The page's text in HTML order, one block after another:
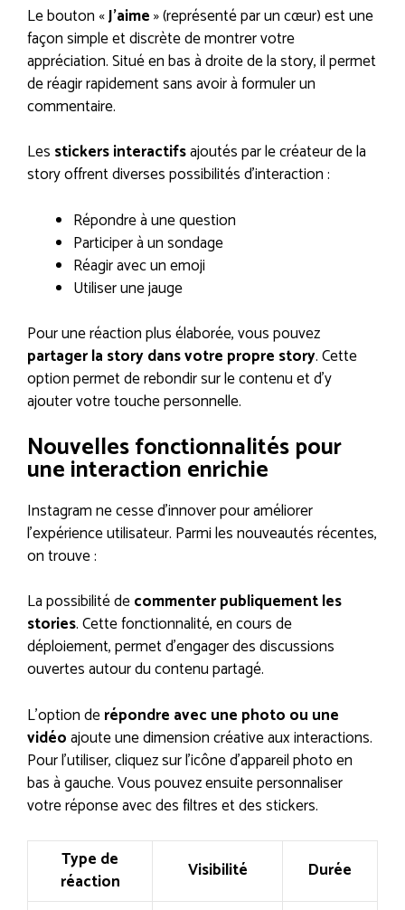
Le bouton «J’aime» (représenté par un cœur) est une
façon simple et discrète de montrer votre
appréciation. Situé en bas à droite de la story, il permet
de réagir rapidement sans avoir à formuler un
commentaire.
Les stickers interactifsajoutés par le créateur de la
story offrent diverses possibilités d’interaction :
Répondre à une question
Participer à un sondage
Réagir avec un emoji
Utiliser une jauge
Pour une réaction plus élaborée, vous pouvez
partager la story dans votre propre story. Cette
option permet de rebondir sur le contenu et d’y
ajouter votre touche personnelle.
Nouvelles fonctionnalités pour
une interaction enrichie
Instagram ne cesse d’innover pour améliorer
l’expérience utilisateur. Parmi les nouveautés récentes,
on trouve :
La possibilité decommenter publiquement les
stories. Cette fonctionnalité, en cours de
déploiement, permet d’engager des discussions
ouvertes autour du contenu partagé.
L’option derépondre avec une photo ou une
vidéoajoute une dimension créative aux interactions.
Pour l’utiliser, cliquez sur l’icône d’appareil photo en
bas à gauche. Vous pouvez ensuite personnaliser
votre réponse avec des filtres et des stickers.
Type de
réaction
Visibilité
Durée